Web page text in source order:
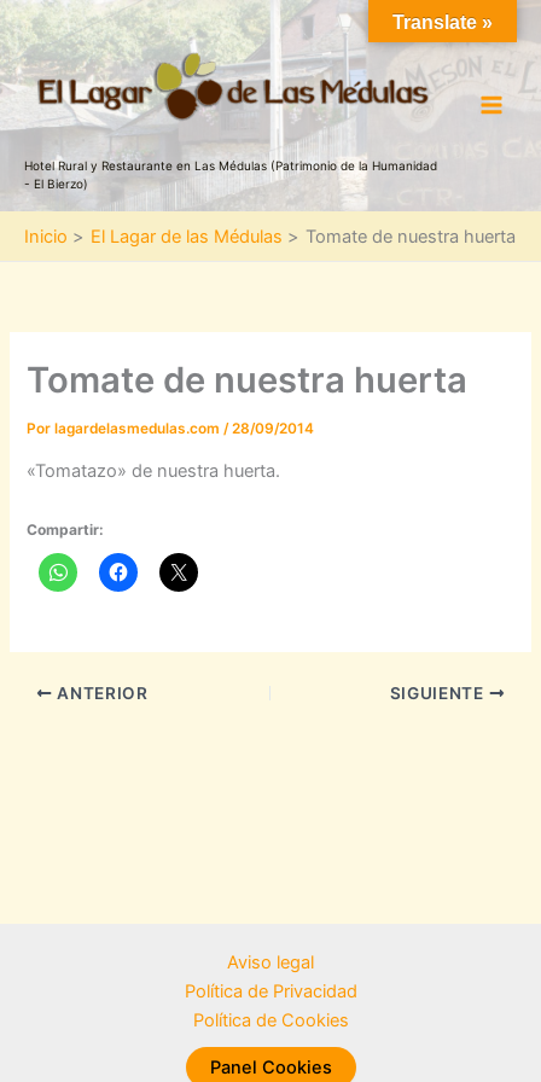
Ir
al
contenido
Hotel Rural y Restaurante en Las Médulas (Patrimonio de la Humanidad
- El Bierzo)
Inicio El Lagar de las Médulas Tomate de nuestra huerta
Tomate de nuestra huerta
Porlagardelasmedulas.com /28/09/2014
«Tomatazo» de nuestra huerta.
Compartir:
ANTERIOR SIGUIENTE
Aviso legal
Política de Privacidad
Política de Cookies
Panel Cookies
Translate »